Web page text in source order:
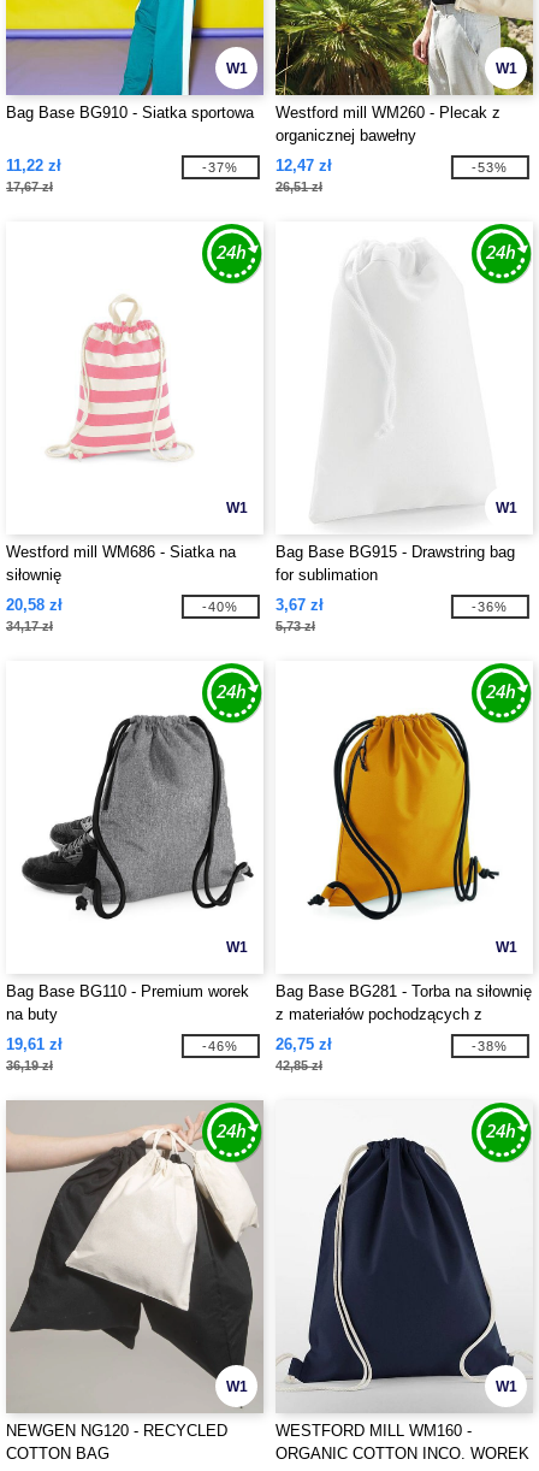
W1
Bag Base BG910 - Siatka sportowa
11,22 zł
17,67 zł
-37%
W1
Westford mill WM260 - Plecak z
organicznej bawełny
12,47 zł
26,51 zł
-53%
W1
Westford mill WM686 - Siatka na
siłownię
20,58 zł
34,17 zł
-40%
W1
Bag Base BG915 - Drawstring bag
for sublimation
3,67 zł
5,73 zł
-36%
W1
Bag Base BG110 - Premium worek
na buty
19,61 zł
36,19 zł
-46%
W1
Bag Base BG281 - Torba na siłownię
z materiałów pochodzących z
recyklingu
26,75 zł
42,85 zł
-38%
W1
NEWGEN NG120 - RECYCLED
COTTON BAG
W1
WESTFORD MILL WM160 -
ORGANIC COTTON INCO. WOREK